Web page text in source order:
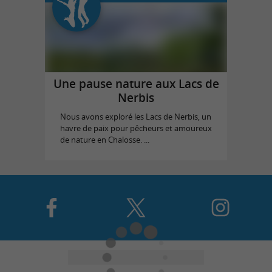
Une pause nature aux Lacs de
Nerbis
Nous avons exploré les Lacs de Nerbis, un
havre de paix pour pêcheurs et amoureux
de nature en Chalosse. ...